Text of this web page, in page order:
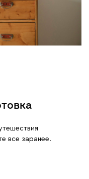
все заранее.